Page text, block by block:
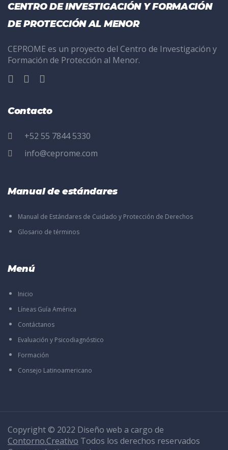
CENTRO DE INVESTIGACIÓN Y FORMACIÓN
DE PROTECCIÓN AL MENOR
CEPROME es un proyecto del Centro de Investigación y
Formación de Protección al Menor.
Contacto
+52 55 7844 5330
info@ceprome.com
Manual de estándares
Manual de Estándares de Cuidado y Protección de Derechos
Glosario de términos
Menú
Inicio
Líneas Guía América
Contáctanos
Evaluación y Psicodiagnóstico
Formación
Consejo Latinoamericano
Copyright © 2022 Diseño web a cargo de
Contorno.Creativo Todos los derechos reservados